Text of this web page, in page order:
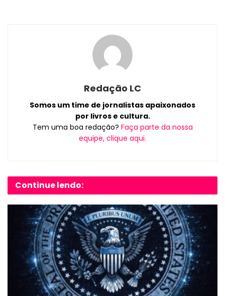
Redação LC
Somos um time de jornalistas apaixonados
por livros e cultura.
Tem uma boa redação? Faça parte da nossa
equipe, clique aqui.
Continue lendo: